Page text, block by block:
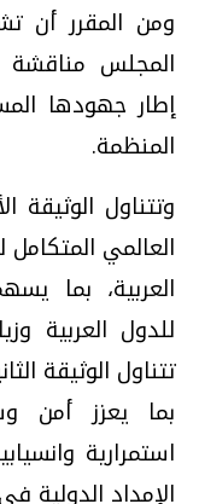
ومن المقرر أن
المجلس
إطار جهودها
المنظمة.
وتتناول الوثيقة
العربية، بما
للدول العربية
تتناول الوثيقة
بما يعزز أمن
استمرارية
الإمداد الدولية